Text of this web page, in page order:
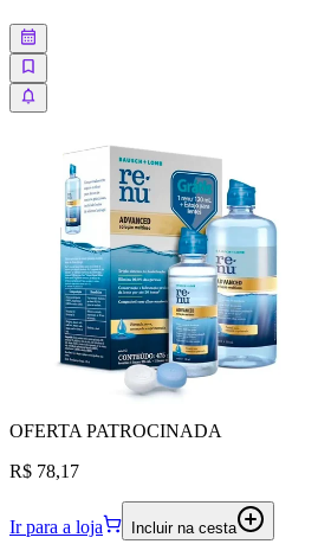
OFERTA PATROCINADA
R$ 78,17
Ir para a loja Incluir na cesta